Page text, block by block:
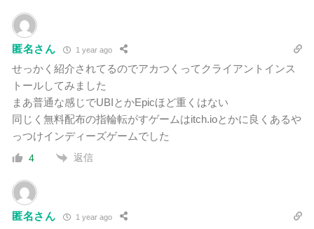
匿名さん 1 year ago
せっかく紹介されてるのでアカつくってクライアントインス
トールしてみました
まあ普通な感じでUBIとかEpicほど重くはない
同じく無料配布の指輪転がすゲームはitch.ioとかに良くあるや
っつけインディーズゲームでした
4 返信
匿名さん 1 year ago